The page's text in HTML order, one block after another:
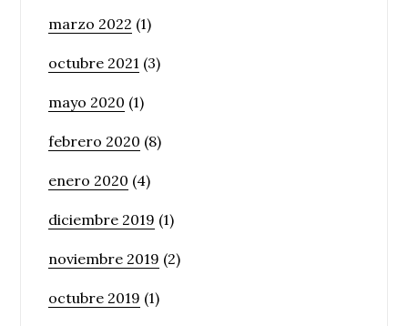
marzo 2022 (1)
octubre 2021 (3)
mayo 2020 (1)
febrero 2020 (8)
enero 2020 (4)
diciembre 2019 (1)
noviembre 2019 (2)
octubre 2019 (1)